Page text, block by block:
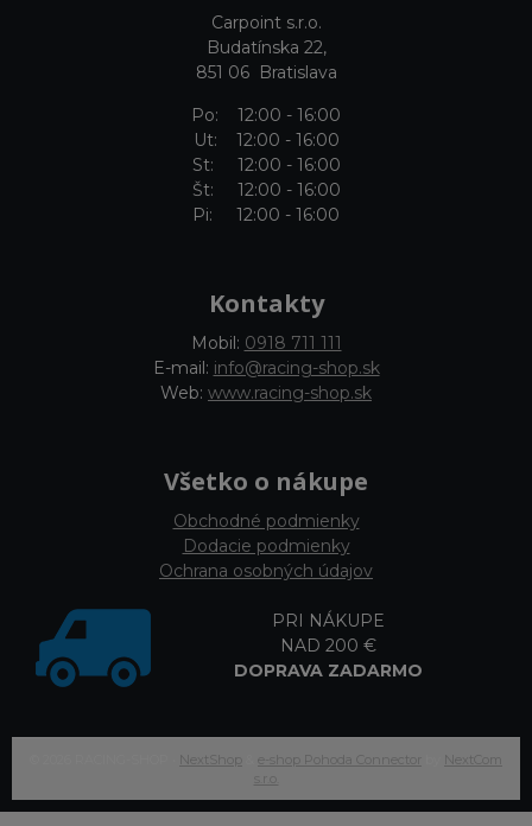
Carpoint s.r.o.
Budatínska 22,
851 06 Bratislava
Po: 12:00 - 16:00
Ut: 12:00 - 16:00
St: 12:00 - 16:00
Št: 12:00 - 16:00
Pi: 12:00 - 16:00
Kontakty
Mobil: 0918 711 111
E-mail: info@racing-shop.sk
Web: www.racing-shop.sk
Všetko o nákupe
Obchodné podmienky
Dodacie podmienky
Ochrana osobných údajov
PRI NÁKUPE
NAD 200 €
DOPRAVA ZADARMO
NextShop e-shop Pohoda Connector
NextCom